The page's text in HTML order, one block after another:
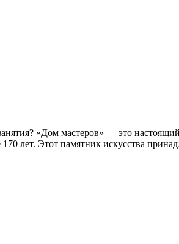
«Дом мастеров» — это
лет. Этот памятник искусства